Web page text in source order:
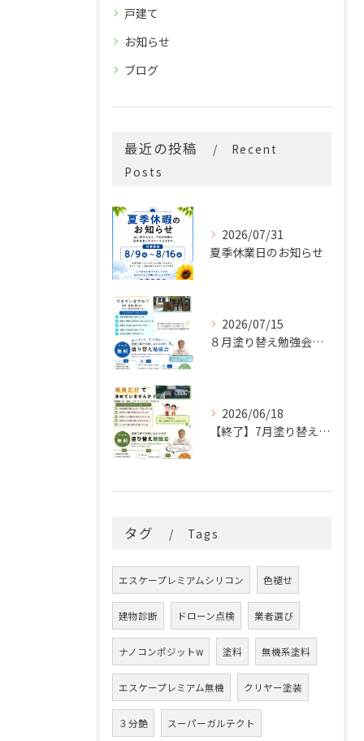
戸建て
お知らせ
ブログ
最近の投稿
Recent
Posts
2026/07/31
夏季休業日のお知らせ
2026/07/15
８月塗り替え勉強会開催のお知らせ
2026/06/18
【終了】7月塗り替え勉強会のお知らせ
タグ Tags
エスケープレミアムシリコン 色褪せ
建物診断 ドローン点検 業者選び
ナノコンポジットw 塗料 無機系塗料
エスケープレミアム無機 クリヤー塗装
３分艶 スーパーガルテクト